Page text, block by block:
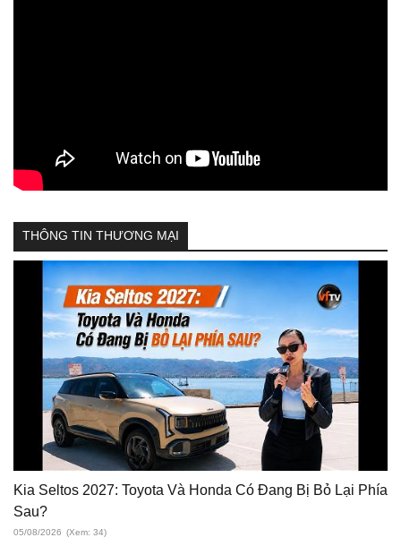
THÔNG TIN THƯƠNG MẠI
Kia Seltos 2027: Toyota Và Honda Có Đang Bị Bỏ Lại Phía
Sau?
05/08/2026 (Xem: 34)